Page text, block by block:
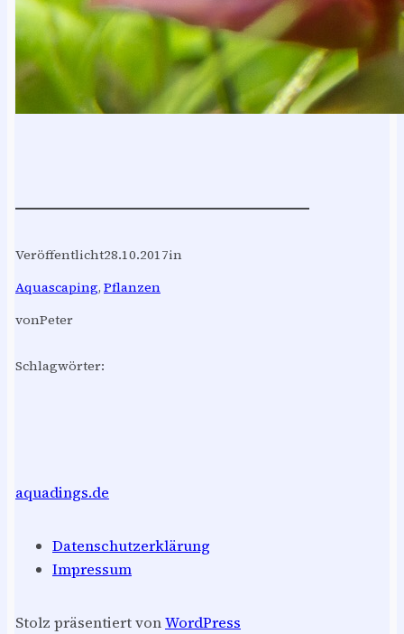
Veröffentlicht28.10.2017in
Aquascaping, Pflanzen
vonPeter
Schlagwörter:
aquadings.de
Datenschutzerklärung
Impressum
Stolz präsentiert vonWordPress